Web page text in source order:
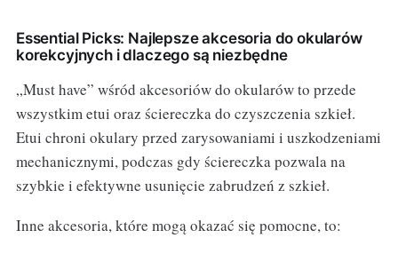
Essential Picks: Najlepsze akcesoria do okularów
korekcyjnych i dlaczego są niezbędne
„Must have” wśród akcesoriów do okularów to przede
wszystkim etui oraz ściereczka do czyszczenia szkieł.
Etui chroni okulary przed zarysowaniami i uszkodzeniami
mechanicznymi, podczas gdy ściereczka pozwala na
szybkie i efektywne usunięcie zabrudzeń z szkieł.
Inne akcesoria, które mogą okazać się pomocne, to: